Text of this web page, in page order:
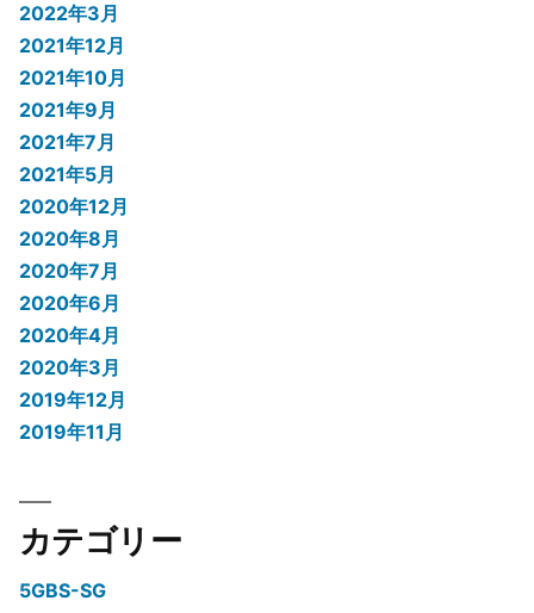
2022年3月
2021年12月
2021年10月
2021年9月
2021年7月
2021年5月
2020年12月
2020年8月
2020年7月
2020年6月
2020年4月
2020年3月
2019年12月
2019年11月
カテゴリー
5GBS-SG